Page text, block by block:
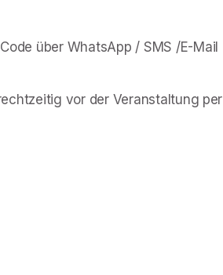
über WhatsApp / SMS /E-Mail
vor der Veranstaltung per